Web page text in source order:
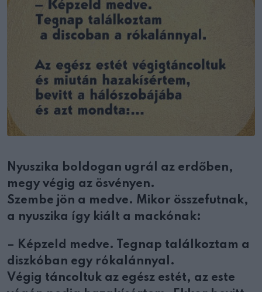
Nyuszika boldogan ugrál az erdőben,
megy végig az ösvényen.
Szembe jön a medve. Mikor összefutnak,
a nyuszika így kiált a mackónak:
– Képzeld medve. Tegnap találkoztam a
diszkóban egy rókalánnyal.
Végig táncoltuk az egész estét, az este